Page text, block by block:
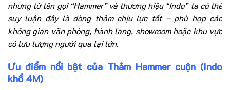
nhưng từ tên gọi “Hammer” và thương hiệu “Indo” ta có thể
suy luận đây là dòng thảm chịu lực tốt – phù hợp các
không gian văn phòng, hành lang, showroom hoặc khu vực
có lưu lượng người qua lại lớn.
Ưu điểm nổi bật của Thảm Hammer cuộn (Indo
khổ 4M)